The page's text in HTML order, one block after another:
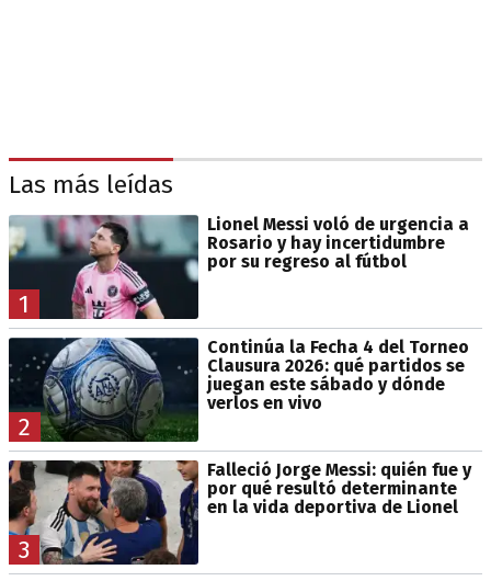
Las más leídas
1
Lionel Messi voló de urgencia a
Rosario y hay incertidumbre
por su regreso al fútbol
2
Continúa la Fecha 4 del Torneo
Clausura 2026: qué partidos se
juegan este sábado y dónde
verlos en vivo
3
Falleció Jorge Messi: quién fue y
por qué resultó determinante
en la vida deportiva de Lionel